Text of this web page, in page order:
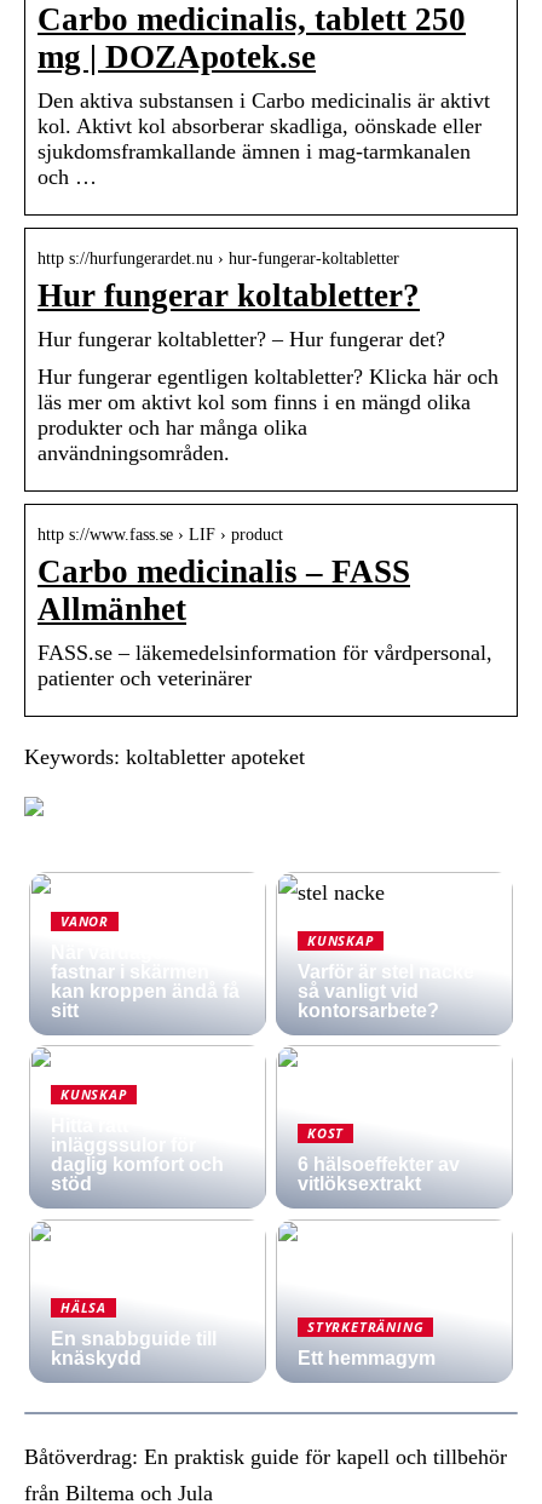
Carbo medicinalis, tablett 250
mg | DOZApotek.se
Den aktiva substansen i Carbo medicinalis är aktivt
kol. Aktivt kol absorberar skadliga, oönskade eller
sjukdomsframkallande ämnen i mag-tarmkanalen
och …
http s://hurfungerardet.nu › hur-fungerar-koltabletter
Hur fungerar koltabletter?
Hur fungerar koltabletter? – Hur fungerar det?
Hur fungerar egentligen koltabletter? Klicka här och
läs mer om aktivt kol som finns i en mängd olika
produkter och har många olika
användningsområden.
http s://www.fass.se › LIF › product
Carbo medicinalis – FASS
Allmänhet
FASS.se – läkemedelsinformation för vårdpersonal,
patienter och veterinärer
Keywords: koltabletter apoteket
VANOR
fastnar i skärmen
kan kroppen ändå få
sitt
KUNSKAP
Varför är stel nacke
så vanligt vid
kontorsarbete?
KUNSKAP
Hitta rätt
inläggssulor för
daglig komfort och
stöd
KOST
6 hälsoeffekter av
vitlöksextrakt
HÄLSA
En snabbguide till
knäskydd
STYRKETRÄNING
Ett hemmagym
Båtöverdrag: En praktisk guide för kapell och tillbehör
från Biltema och Jula